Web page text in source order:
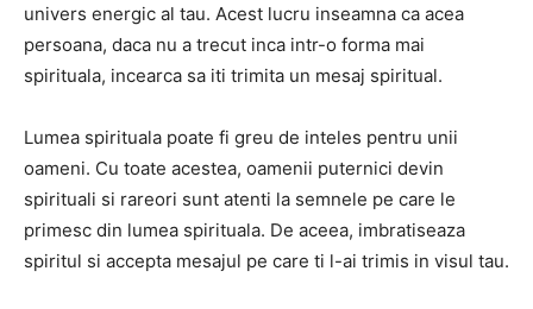
univers energic al tau. Acest lucru inseamna ca acea
persoana, daca nu a trecut inca intr-o forma mai
spirituala, incearca sa iti trimita un mesaj spiritual.
Lumea spirituala poate fi greu de inteles pentru unii
oameni. Cu toate acestea, oamenii puternici devin
spirituali si rareori sunt atenti la semnele pe care le
primesc din lumea spirituala. De aceea, imbratiseaza
spiritul si accepta mesajul pe care ti l-ai trimis in visul tau.